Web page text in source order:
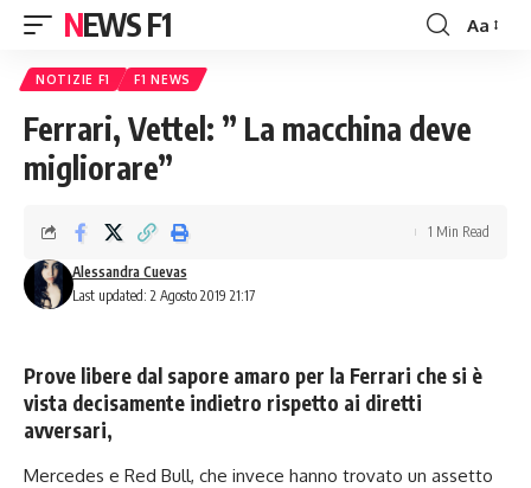
NEWS F1
Font
Aa
NOTIZIE F1 F1 NEWS
Ferrari, Vettel: ” La macchina deve
migliorare”
Last updated: 2 Agosto 2019 21:17
Alessandra Cuevas
1 Min Read
Prove libere dal sapore amaro per la Ferrari che si è
vista decisamente indietro rispetto ai diretti
avversari,
Mercedes e Red Bull, che invece hanno trovato un assetto